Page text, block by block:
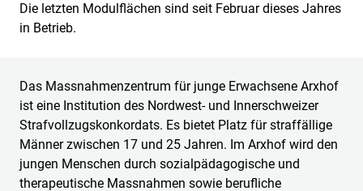
Die letzten Modulflächen sind seit Februar dieses Jahres
in Betrieb.
Das Massnahmenzentrum für junge Erwachsene Arxhof
ist eine Institution des Nordwest- und Innerschweizer
Strafvollzugskonkordats. Es bietet Platz für straffällige
Männer zwischen 17 und 25 Jahren. Im Arxhof wird den
jungen Menschen durch sozialpädagogische und
therapeutische Massnahmen sowie berufliche